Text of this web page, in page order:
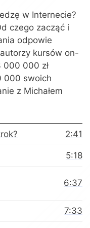
w Internecie?
czego zacząć i
odpowie
kursów on-
000 000 zł
000 swoich
z Michałem
2:41
5:18
6:37
7:33